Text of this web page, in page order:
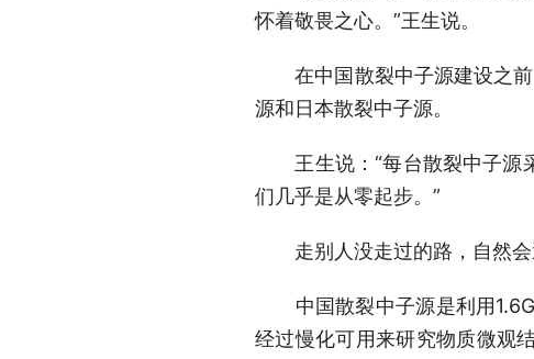
怀着敬畏之心。”王生说。
在中国散裂中子源建设之前
源和日本散裂中子源。
王生说：“每台散裂中子源
们几乎是从零起步。”
走别人没走过的路，自然会
中国散裂中子源是利用
经过慢化可用来研究物质微观